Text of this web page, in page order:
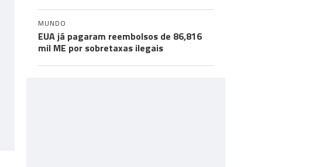
MUNDO
EUA já pagaram reembolsos de 86,816
mil ME por sobretaxas ilegais